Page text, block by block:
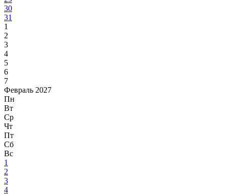
30
31
1
2
3
4
5
6
7
Февраль 2027
Пн
Вт
Ср
Чт
Пт
Сб
Вс
1
2
3
4